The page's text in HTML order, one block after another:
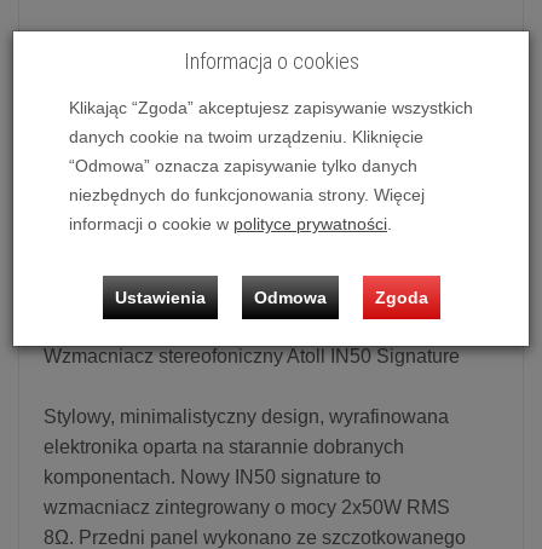
Nasze wybory wzmacniaczy stereodo 5000zł
Przedstawiamy | wzmacniacze tranzystorowe
ratalnym 0% na 10 lub 20 miesięcy lub specjalna oferta!
Wzmacniacz stereofoniczny Atoll IN50 Signature
Stylowy, minimalistyczny design, wyrafinowana
elektronika oparta na starannie dobranych
komponentach. Nowy IN50 signature to
wzmacniacz zintegrowany o mocy 2x50W RMS
8Ω. Przedni panel wykonano ze szczotkowanego
Informacja o cookies
Klikając “Zgoda” akceptujesz zapisywanie wszystkich
danych cookie na twoim urządzeniu. Kliknięcie
“Odmowa” oznacza zapisywanie tylko danych
niezbędnych do funkcjonowania strony. Więcej
informacji o cookie w polityce prywatności
Ustawienia Odmowa Zgoda